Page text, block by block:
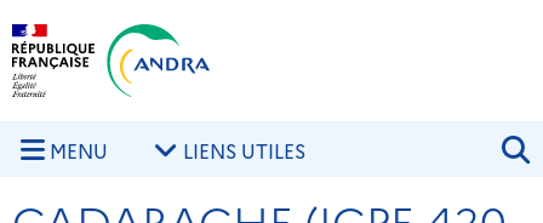
Aller au contenu principal
MENU LIENS UTILES